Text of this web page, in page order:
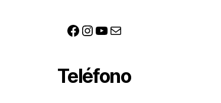
Facebook
Instagram
YouTube
Correo electrónico
Teléfono